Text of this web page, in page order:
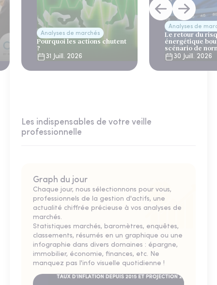
Analyses de marchés
Pourquoi les actions chutent
?
31 Juill. 2026
Analyses de
Le retour du
énergétique
scénario de
30 Juill. 2026
Les indispensables de votre veille
professionnelle
Graph du jour
Chaque jour, nous sélectionnons pour vous,
professionnels de la gestion d'actifs, une
actualité chiffrée précieuse à vos analyses de
marchés.
Statistiques marchés, baromètres, enquêtes,
classements, résumés en un graphique ou une
infographie dans divers domaines : épargne,
immobilier, économie, finances, etc. Ne
manquez pas l'info visuelle quotidienne !